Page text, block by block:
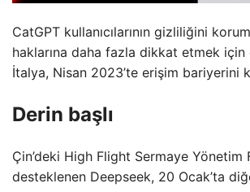
CatGPT kullanıcılarının gizliliğini
haklarına daha fazla dikkat etmek için
İtalya, Nisan 2023’te erişim bariyerini
Derin başlı
Çin’deki High Flight Sermaye Yönetim
desteklenen Deepseek, 20 Ocak’ta